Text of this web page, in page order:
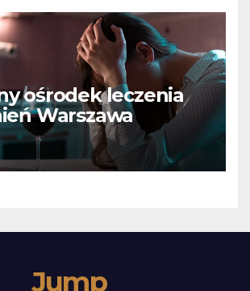
ośrodek leczenia
Warszawa
Jump